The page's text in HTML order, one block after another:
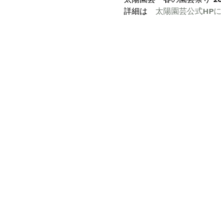
詳細は 太陽園芸公式HP